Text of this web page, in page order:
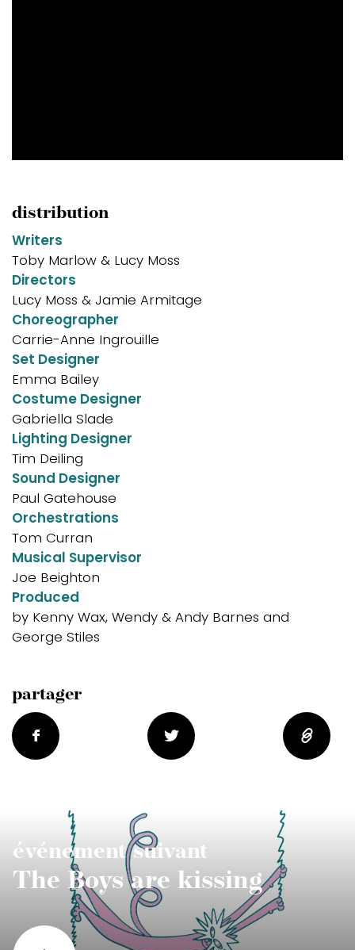
distribution
Writers
Toby Marlow & Lucy Moss
Directors
Lucy Moss & Jamie Armitage
Choreographer
Carrie-Anne Ingrouille
Set Designer
Emma Bailey
Costume Designer
Gabriella Slade
Lighting Designer
Tim Deiling
Sound Designer
Paul Gatehouse
Orchestrations
Tom Curran
Musical Supervisor
Joe Beighton
Produced
by Kenny Wax, Wendy & Andy Barnes and
George Stiles
partager
événement suivant
The Boys are kissing